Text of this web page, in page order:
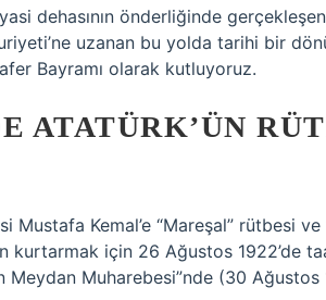
dehasının önderliğinde
uzanan bu yolda tarihi bir
Bayramı olarak kutluyoruz.
ATATÜRK’ÜN
Kemal’e “Mareşal” rütbesi ve
kurtarmak için 26 Ağustos 1922’de
Meydan Muharebesi”nde (30 Ağustos